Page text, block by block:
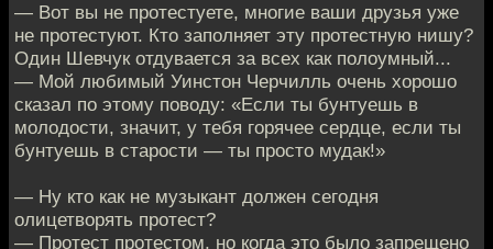
— Вот вы не протестуете, многие ваши друзья уже
не протестуют. Кто заполняет эту протестную нишу?
Один Шевчук отдувается за всех как полоумный...
— Мой любимый Уинстон Черчилль очень хорошо
сказал по этому поводу: «Если ты бунтуешь в
молодости, значит, у тебя горячее сердце, если ты
бунтуешь в старости — ты просто мудак!»
— Ну кто как не музыкант должен сегодня
олицетворять протест?
— Протест протестом, но когда это было запрещено